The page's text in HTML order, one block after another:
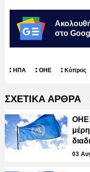
στο
ΗΠΑ ΟΗΕ Κύπρος
ΣΧΕΤΙΚΑ ΑΡΘΡΑ
ΟΗΕ:
03